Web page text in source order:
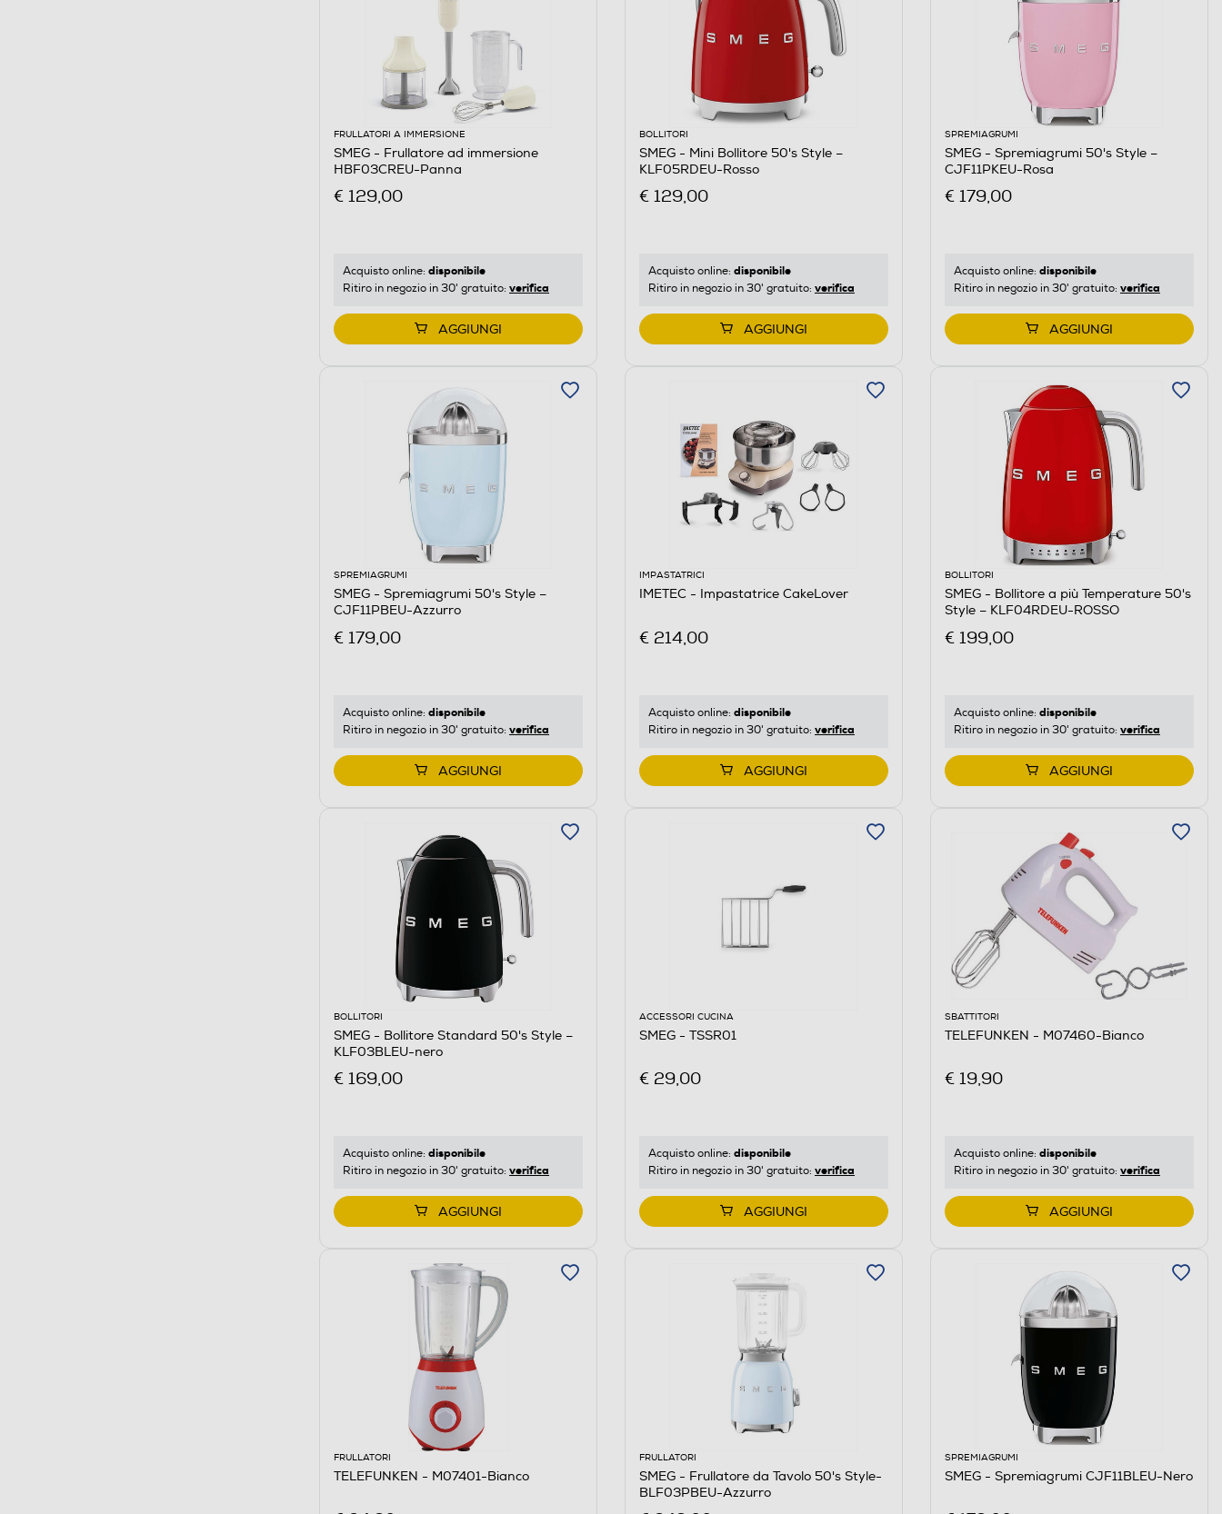
FRULLATORI A IMMERSIONE
SMEG - Frullatore ad immersione
HBF03CREU-Panna
€ 129,00
Acquisto online: disponibile
Ritiro in negozio in 30' gratuito: verifica
AGGIUNGI
BOLLITORI
SMEG - Mini Bollitore 50's Style –
KLF05RDEU-Rosso
€ 129,00
Acquisto online: disponibile
Ritiro in negozio in 30' gratuito: verifica
AGGIUNGI
SPREMIAGRUMI
SMEG - Spremiagrumi 50's Style –
CJF11PKEU-Rosa
€ 179,00
Acquisto online: disponibile
Ritiro in negozio in 30' gratuito: verifica
AGGIUNGI
SPREMIAGRUMI
SMEG - Spremiagrumi 50's Style –
CJF11PBEU-Azzurro
€ 179,00
Acquisto online: disponibile
Ritiro in negozio in 30' gratuito: verifica
AGGIUNGI
IMPASTATRICI
IMETEC - Impastatrice CakeLover
€ 214,00
Acquisto online: disponibile
Ritiro in negozio in 30' gratuito: verifica
AGGIUNGI
BOLLITORI
SMEG - Bollitore a più Temperature 50's
Style – KLF04RDEU-ROSSO
€ 199,00
Acquisto online: disponibile
Ritiro in negozio in 30' gratuito: verifica
AGGIUNGI
BOLLITORI
SMEG - Bollitore Standard 50's Style –
KLF03BLEU-nero
€ 169,00
Acquisto online: disponibile
Ritiro in negozio in 30' gratuito: verifica
AGGIUNGI
ACCESSORI CUCINA
SMEG - TSSR01
€ 29,00
Acquisto online: disponibile
Ritiro in negozio in 30' gratuito: verifica
AGGIUNGI
SBATTITORI
TELEFUNKEN - M07460-Bianco
€ 19,90
Acquisto online: disponibile
Ritiro in negozio in 30' gratuito: verifica
AGGIUNGI
FRULLATORI
TELEFUNKEN - M07401-Bianco
FRULLATORI
SMEG - Frullatore da Tavolo 50's Style-
BLF03PBEU-Azzurro
SPREMIAGRUMI
SMEG - Spremiagrumi CJF11BLEU-Nero